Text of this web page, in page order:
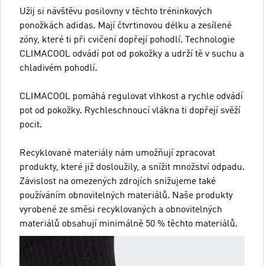
Užij si návštěvu posilovny v těchto tréninkových
ponožkách adidas. Mají čtvrtinovou délku a zesílené
zóny, které ti při cvičení dopřejí pohodlí. Technologie
CLIMACOOL odvádí pot od pokožky a udrží tě v suchu a
chladivém pohodlí.
CLIMACOOL pomáhá regulovat vlhkost a rychle odvádí
pot od pokožky. Rychleschnoucí vlákna ti dopřejí svěží
pocit.
Recyklované materiály nám umožňují zpracovat
produkty, které již dosloužily, a snížit množství odpadu.
Závislost na omezených zdrojích snižujeme také
používáním obnovitelných materiálů. Naše produkty
vyrobené ze směsi recyklovaných a obnovitelných
materiálů obsahují minimálně 50 % těchto materiálů.